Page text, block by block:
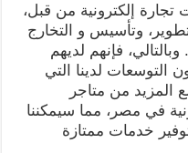
إلكترونية من قبل،
وتأسيس و التخارج
فإنهم لديهم
التوسعات لدينا التي
المزيد من متاجر
في مصر، مما سيمكننا
خدمات ممتازة